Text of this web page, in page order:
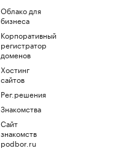
Облако для
бизнеса
Корпоративный
регистратор
доменов
Хостинг
сайтов
Рег.решения
Знакомства
Сайт
знакомств
podbor.ru